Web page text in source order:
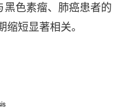
色素瘤、肺癌患者的
缩短显著相关。